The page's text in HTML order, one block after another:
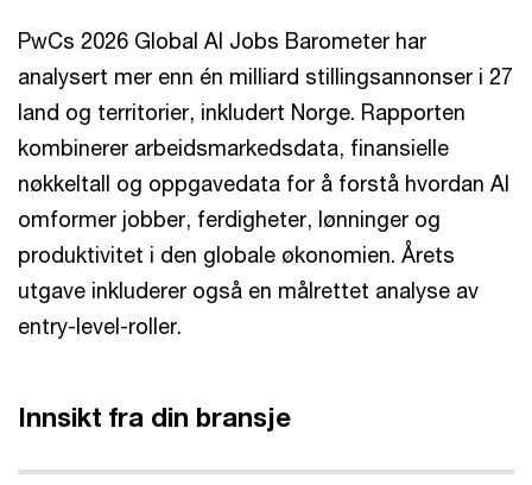
PwCs 2026 Global AI Jobs Barometer har
analysert mer enn én milliard stillingsannonser i 27
land og territorier, inkludert Norge. Rapporten
kombinerer arbeidsmarkedsdata, finansielle
nøkkeltall og oppgavedata for å forstå hvordan AI
omformer jobber, ferdigheter, lønninger og
produktivitet i den globale økonomien. Årets
utgave inkluderer også en målrettet analyse av
entry-level-roller.
Innsikt fra din bransje